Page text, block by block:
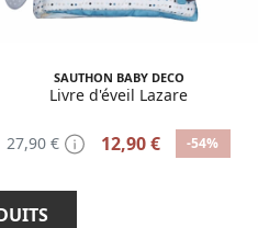
SAUTHON BABY DECO
Livre d'éveil Lazare
27,90 € 12,90 € -54%